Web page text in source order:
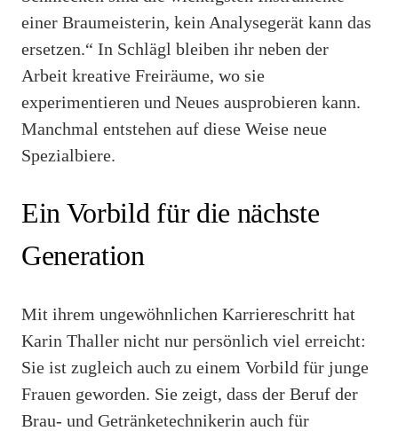
einer Braumeisterin, kein Analysegerät kann das
ersetzen.“ In Schlägl bleiben ihr neben der
Arbeit kreative Freiräume, wo sie
experimentieren und Neues ausprobieren kann.
Manchmal entstehen auf diese Weise neue
Spezialbiere.
Ein Vorbild für die nächste
Generation
Mit ihrem ungewöhnlichen Karriereschritt hat
Karin Thaller nicht nur persönlich viel erreicht:
Sie ist zugleich auch zu einem Vorbild für junge
Frauen geworden. Sie zeigt, dass der Beruf der
Brau- und Getränketechnikerin auch für